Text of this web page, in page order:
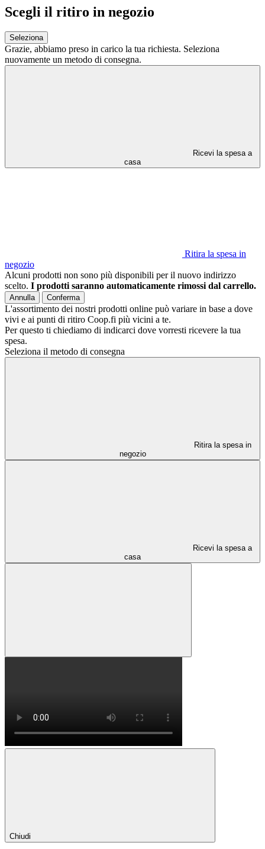
Scegli il ritiro in negozio
Seleziona
Grazie, abbiamo preso in carico la tua richiesta. Seleziona
nuovamente un metodo di consegna.
Ricevi la spesa a
casa
Ritira la spesa in
negozio
Alcuni prodotti non sono più disponibili per il nuovo indirizzo
scelto. I prodotti saranno automaticamente rimossi dal carrello.
Annulla Conferma
L'assortimento dei nostri prodotti online può variare in base a dove
vivi e ai punti di ritiro Coop.fi più vicini a te.
Per questo ti chiediamo di indicarci dove vorresti ricevere la tua
spesa.
Seleziona il metodo di consegna
Ritira la spesa in
negozio
Ricevi la spesa a
casa
Chiudi